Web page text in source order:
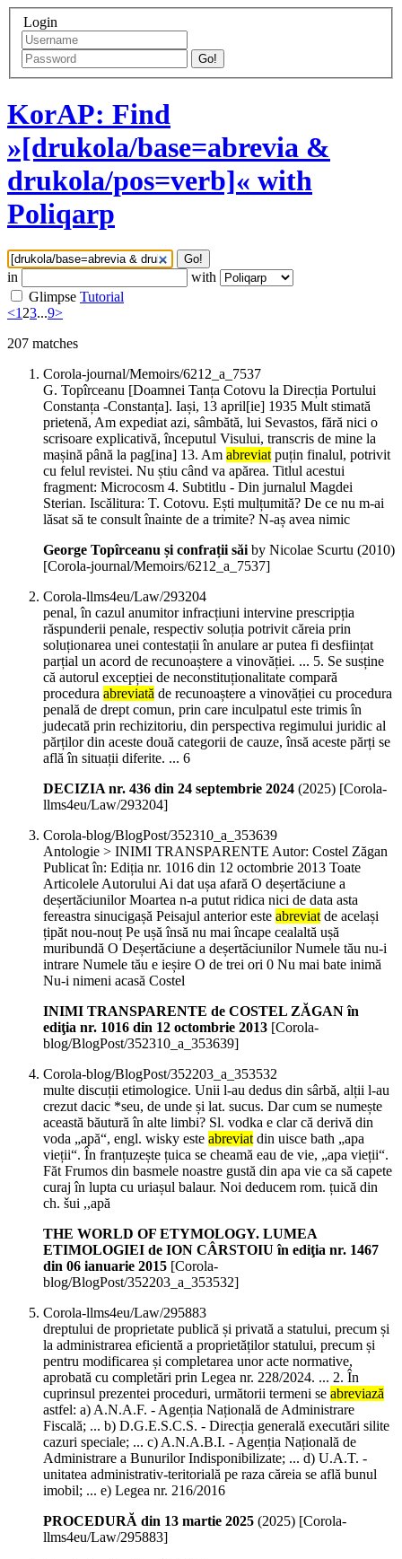
Login
Go!
KorAP: Find
»[drukola/base=abrevia &
drukola/pos=verb]« with
Poliqarp
Go!
in
with
Glimpse Tutorial
<123...9>
207 matches
Corola-journal/Memoirs/6212_a_7537
G. Topîrceanu [Doamnei Tanța Cotovu la Direcția Portului
Constanța -Constanța]. Iași, 13 april[ie] 1935 Mult stimată
prietenă, Am expediat azi, sâmbătă, lui Sevastos, fără nici o
scrisoare explicativă, începutul Visului, transcris de mine la
mașină până la pag[ina] 13. Am abreviatpuțin finalul, potrivit
cu felul revistei. Nu știu când va apărea. Titlul acestui
fragment: Microcosm 4. Subtitlu - Din jurnalul Magdei
Sterian. Iscălitura: T. Cotovu. Ești mulțumită? De ce nu m-ai
lăsat să te consult înainte de a trimite? N-aș avea nimic
George Topîrceanu și confrații săiby Nicolae Scurtu (2010)
[Corola-journal/Memoirs/6212_a_7537]
Corola-llms4eu/Law/293204
penal, în cazul anumitor infracțiuni intervine prescripția
răspunderii penale, respectiv soluția potrivit căreia prin
soluționarea unei contestații în anulare ar putea fi desființat
parțial un acord de recunoaștere a vinovăției. ... 5. Se susține
că autorul excepției de neconstituționalitate compară
procedura abreviată de recunoaștere a vinovăției cu procedura
penală de drept comun, prin care inculpatul este trimis în
judecată prin rechizitoriu, din perspectiva regimului juridic al
părților din aceste două categorii de cauze, însă aceste părți se
află în situații diferite. ... 6
DECIZIA nr. 436 din 24 septembrie 2024 (2025) [Corola-
llms4eu/Law/293204]
Corola-blog/BlogPost/352310_a_353639
Antologie > INIMI TRANSPARENTE Autor: Costel Zăgan
Publicat în: Ediția nr. 1016 din 12 octombrie 2013 Toate
Articolele Autorului Ai dat ușa afară O deșertăciune a
deșertăciunilor Moartea n-a putut ridica nici de data asta
fereastra sinucigașă Peisajul anterior este abreviatde același
țipăt nou-nouț Pe ușă însă nu mai încape cealaltă ușă
muribundă O Deșertăciune a deșertăciunilor Numele tău nu-i
intrare Numele tău e ieșire O de trei ori 0 Nu mai bate inimă
Nu-i nimeni acasă Costel
INIMI TRANSPARENTE de COSTEL ZĂGAN în
ediţia nr. 1016 din 12 octombrie 2013 [Corola-
blog/BlogPost/352310_a_353639]
Corola-blog/BlogPost/352203_a_353532
multe discuții etimologice. Unii l-au dedus din sârbă, alții l-au
crezut dacic *seu, de unde și lat. sucus. Dar cum se numește
această băutură în alte limbi? Sl. vodka e clar că derivă din
voda „apă“, engl. wisky este abreviatdin uisce bath „apa
vieții“. În franțuzește țuica se cheamă eau de vie, „apa vieții“.
Făt Frumos din basmele noastre gustă din apa vie ca să capete
curaj în lupta cu uriașul balaur. Noi deducem rom. țuică din
ch. šui ,,apă
THE WORLD OF ETYMOLOGY. LUMEA
ETIMOLOGIEI de ION CÂRSTOIU în ediţia nr. 1467
din 06 ianuarie 2015 [Corola-
blog/BlogPost/352203_a_353532]
Corola-llms4eu/Law/295883
dreptului de proprietate publică și privată a statului, precum și
la administrarea eficientă a proprietăților statului, precum și
pentru modificarea și completarea unor acte normative,
aprobată cu completări prin Legea nr. 228/2024. ... 2. În
cuprinsul prezentei proceduri, următorii termeni se abreviază
astfel: a) A.N.A.F. - Agenția Națională de Administrare
Fiscală; ... b) D.G.E.S.C.S. - Direcția generală executări silite
cazuri speciale; ... c) A.N.A.B.I. - Agenția Națională de
Administrare a Bunurilor Indisponibilizate; ... d) U.A.T. -
unitatea administrativ-teritorială pe raza căreia se află bunul
imobil; ... e) Legea nr. 216/2016
PROCEDURĂ din 13 martie 2025 (2025) [Corola-
llms4eu/Law/295883]